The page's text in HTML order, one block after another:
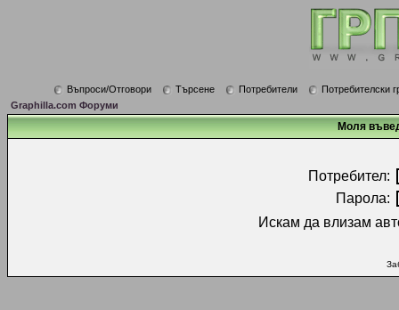
Въпроси/Отговори Търсене Потребители
Потребителски
Graphilla.com Форуми
Моля
Потребител:
Парола:
Искам да влизам